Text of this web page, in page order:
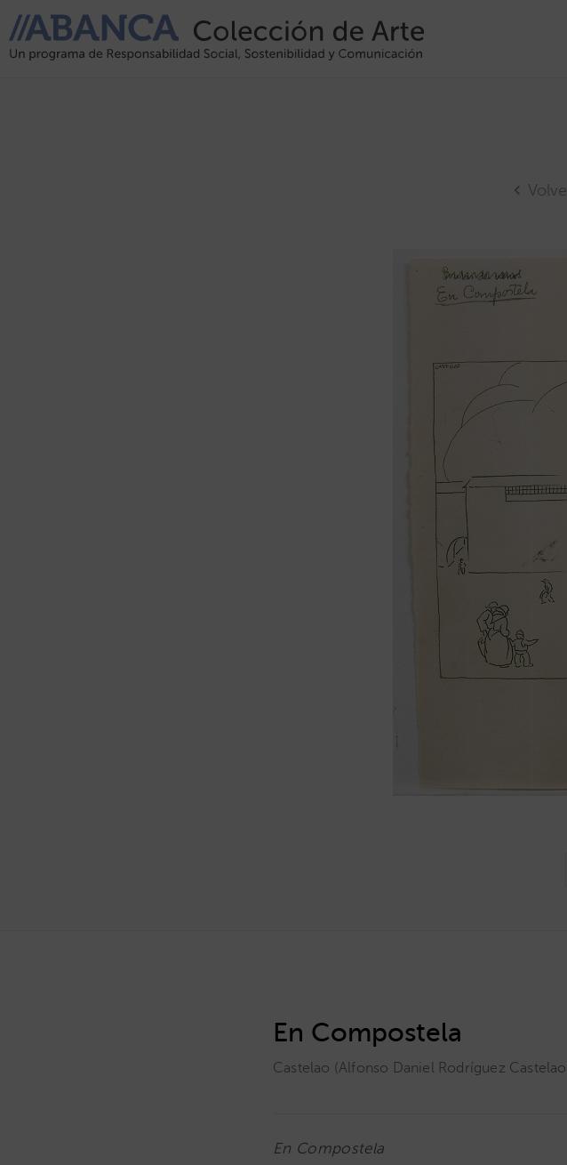
En Compostela
Castelao (Alfonso Daniel Rodríguez
En Compostela